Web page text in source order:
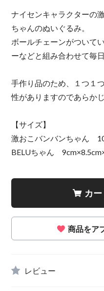
ナイセンキャラクターの
ちゃんのぬいぐるみ。
ボールチェーンがついて
ーなどと組み合わせて毎
手作り品のため、１つ１
性がありますのであらか
【サイズ】
激おこバンバンちゃん
BELUちゃん
カ
商品をア
レビュー